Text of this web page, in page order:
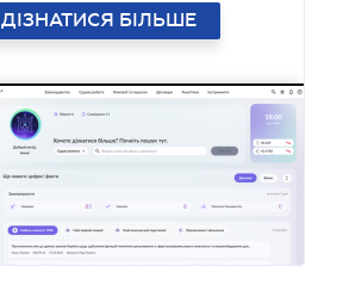
ДІЗНАТИСЯ БІЛЬШЕ